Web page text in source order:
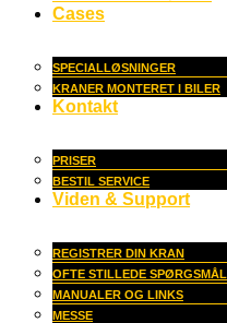
Cases
SPECIALLØSNINGER
KRANER MONTERET I BILER
Kontakt
PRISER
BESTIL SERVICE
Viden & Support
REGISTRER DIN KRAN
OFTE STILLEDE SPØRGSMÅL
MANUALER OG LINKS
MESSE